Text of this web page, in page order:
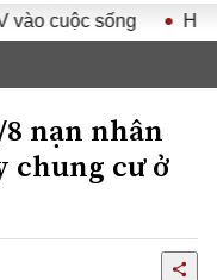
sống Hướng tới
nạn nhân
chung cư ở